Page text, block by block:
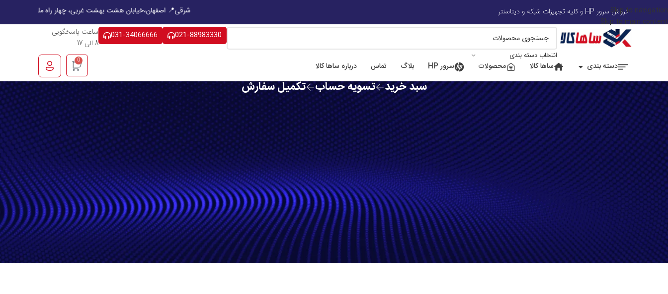
Skip to navigation
Skip to main content
فروش سرور HP و کلیه تجهیزات شبکه و دیتاسنتر 📍 اصفهان،خیابان هشت بهشت غربی، چهار راه ملک،📍 تهران، میدان فاطمی، خیابان چهل ستون، ابوعلی سینا شرقی 📍 اصفهان،خیابان هشت بهشت غربی، چهار راه ملک، ساختمان ماریامیدان فاطمی، خیابان چهل ستون، ابوعلی سینا شرقی
انتخاب دسته بندی
021-88983330
031-34066666
ساعت پاسخگویی
8 الی 17
دسته بندی
ساها کالا محصولات سرور HP بلاگ تماس درباره ساها کالا
0
سبد خرید تسویه حساب تکمیل سفارش
سبد خرید شما در حال حاضر خالی است.
Before proceed to checkout you must add some products to your shopping cart.
You will find a lot of interesting products on our "Shop" page.
بازگشت به فروشگاه